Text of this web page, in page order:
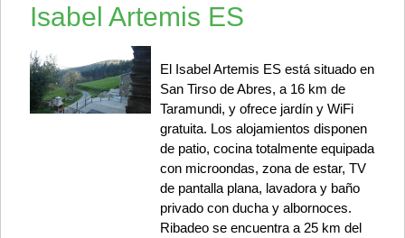
Isabel Artemis ES
El Isabel Artemis ES está situado en
San Tirso de Abres, a 16 km de
Taramundi, y ofrece jardín y WiFi
gratuita. Los alojamientos disponen
de patio, cocina totalmente equipada
con microondas, zona de estar, TV
de pantalla plana, lavadora y baño
privado con ducha y albornoces.
Ribadeo se encuentra a 25 km del